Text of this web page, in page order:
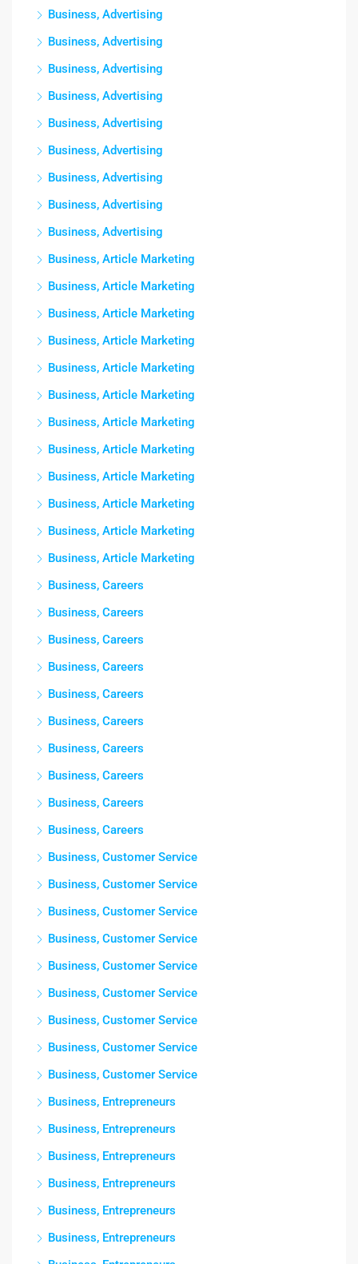
Business, Advertising
Business, Advertising
Business, Advertising
Business, Advertising
Business, Advertising
Business, Advertising
Business, Advertising
Business, Advertising
Business, Advertising
Business, Article Marketing
Business, Article Marketing
Business, Article Marketing
Business, Article Marketing
Business, Article Marketing
Business, Article Marketing
Business, Article Marketing
Business, Article Marketing
Business, Article Marketing
Business, Article Marketing
Business, Article Marketing
Business, Article Marketing
Business, Careers
Business, Careers
Business, Careers
Business, Careers
Business, Careers
Business, Careers
Business, Careers
Business, Careers
Business, Careers
Business, Careers
Business, Customer Service
Business, Customer Service
Business, Customer Service
Business, Customer Service
Business, Customer Service
Business, Customer Service
Business, Customer Service
Business, Customer Service
Business, Customer Service
Business, Entrepreneurs
Business, Entrepreneurs
Business, Entrepreneurs
Business, Entrepreneurs
Business, Entrepreneurs
Business, Entrepreneurs